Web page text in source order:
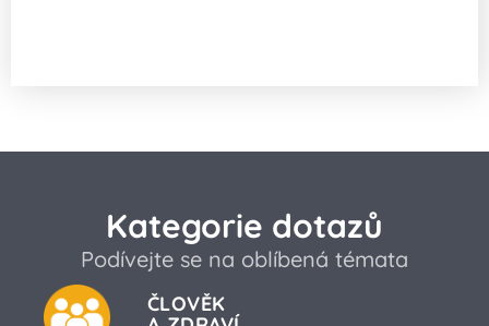
Kategorie dotazů
Podívejte se na oblíbená témata
ČLOVĚK